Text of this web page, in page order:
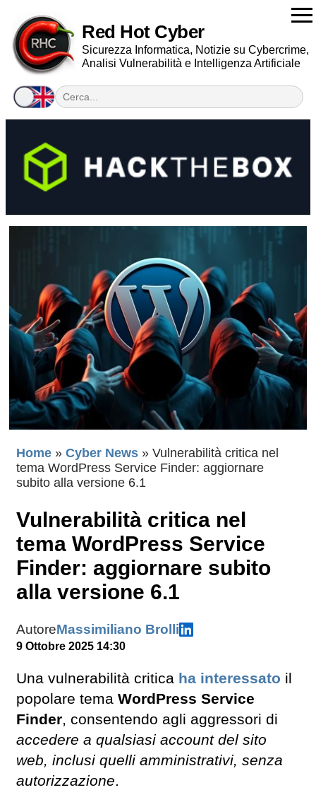
Red Hot Cyber
Sicurezza Informatica, Notizie su Cybercrime,
Analisi Vulnerabilità e Intelligenza Artificiale
Home » Cyber News » Vulnerabilità critica nel
tema WordPress Service Finder: aggiornare
subito alla versione 6.1
Vulnerabilità critica nel
tema WordPress Service
Finder: aggiornare subito
alla versione 6.1
AutoreMassimiliano Brolli
9 Ottobre 2025 14:30
Una vulnerabilità critica ha interessato il
popolare tema WordPress Service
Finder, consentendo agli aggressori di
accedere a qualsiasi account del sito
web, inclusi quelli amministrativi, senza
autorizzazione.